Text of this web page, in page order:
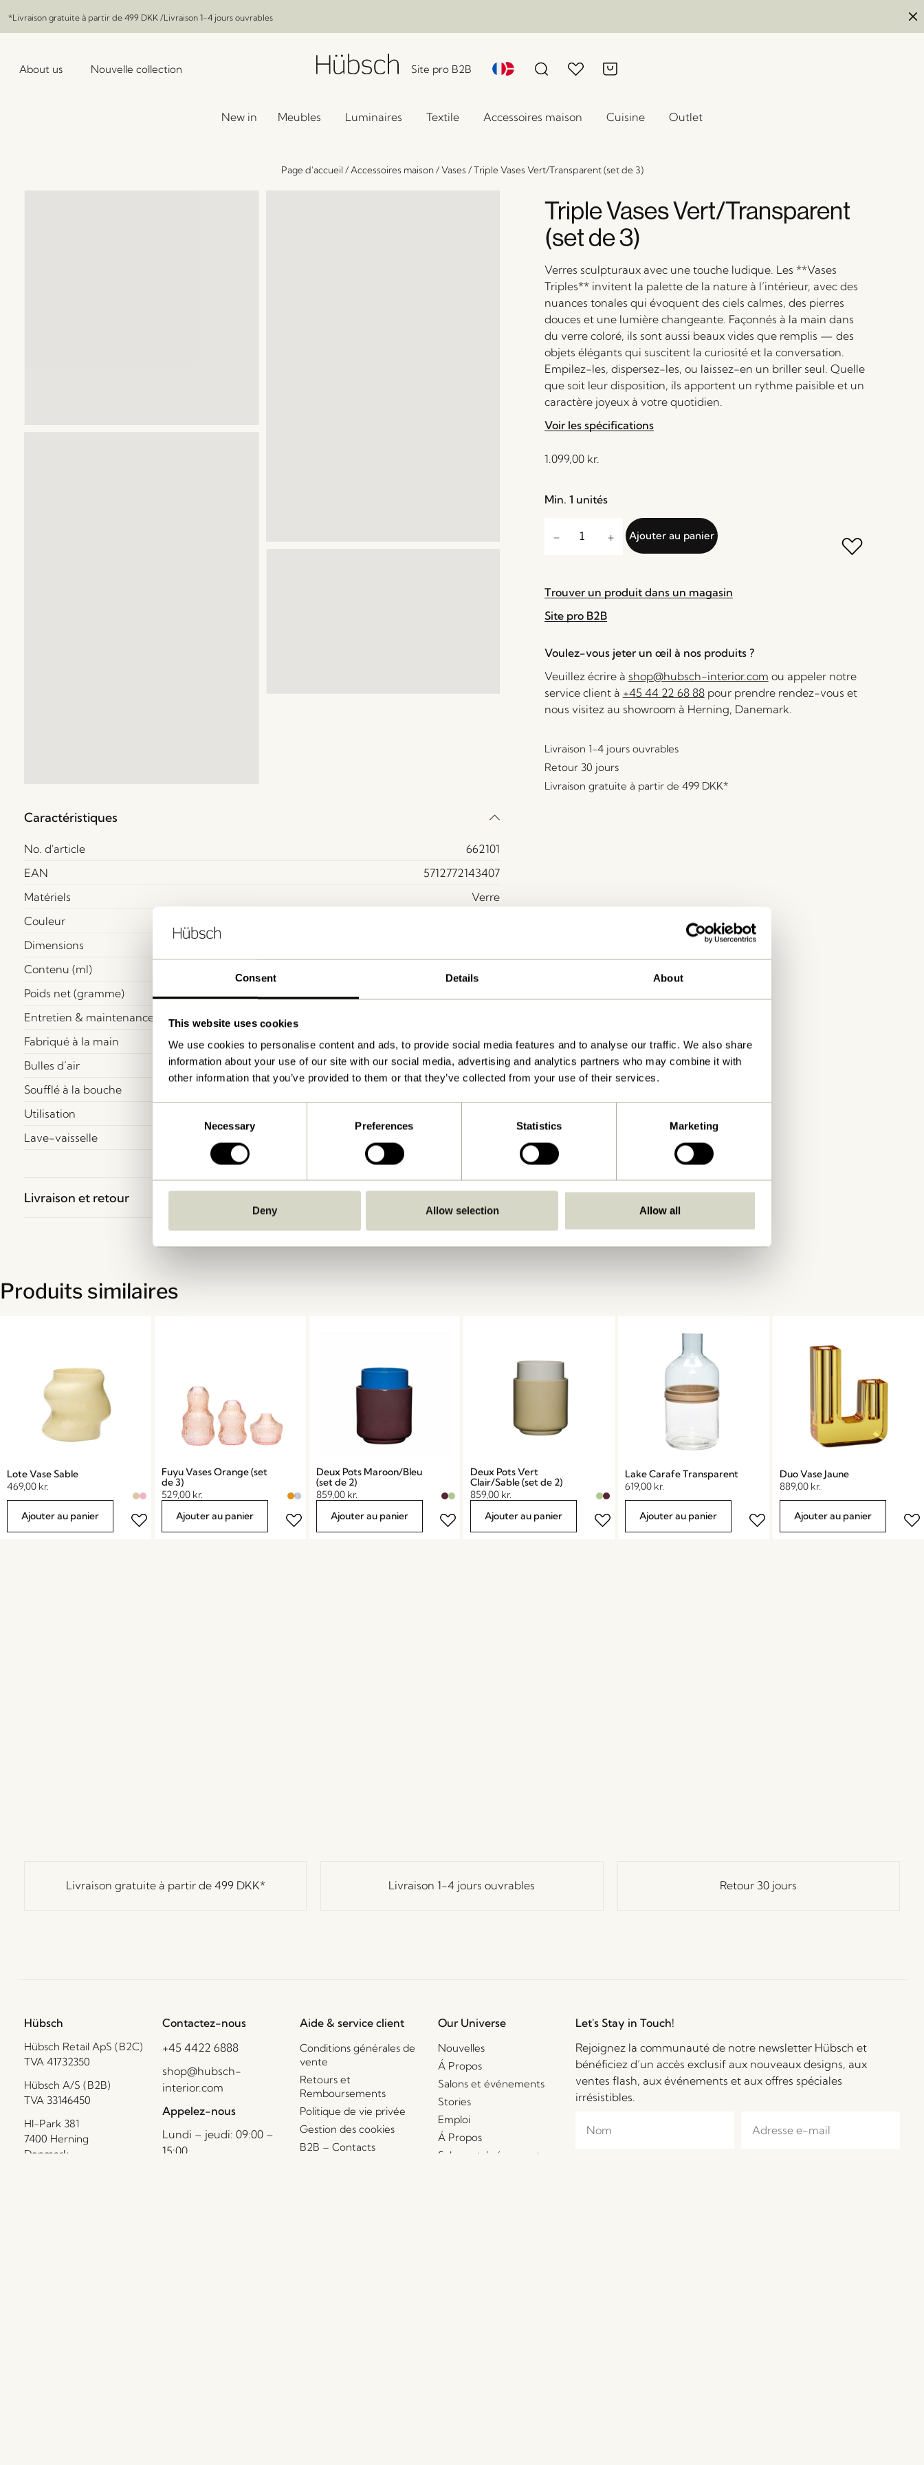
Consent Details About
This website uses cookies
We use cookies to personalise content and ads, to provide social media features and to analyse our traffic. We also share
information about your use of our site with our social media, advertising and analytics partners who may combine it with
other information that you’ve provided to them or that they’ve collected from your use of their services.
Necessary Preferences Statistics Marketing
Deny Allow selection Allow all
*Livraison gratuite à partir de 499 DKK /Livraison 1-4 jours ouvrables
About us Nouvelle collection Site pro B2B
New in Meubles Luminaires Textile Accessoires maison Cuisine Outlet
Page d'accueil / Accessoires maison/Vases /Triple Vases Vert/Transparent (set de 3)
Caractéristiques
No. d'article
662101
EAN
5712772143407
Matériels
Verre
Couleur
Dimensions
Contenu (ml)
Poids net (gramme)
Entretien & maintenance
Fabriqué à la main
Oui
Bulles d´air
Oui
Soufflé à la bouche
Utilisation
Lave-vaisselle
Livraison et retour
Triple Vases Vert/Transparent
(set de 3)
Verres sculpturaux avec une touche ludique. Les **Vases
Triples** invitent la palette de la nature à l’intérieur, avec des
nuances tonales qui évoquent des ciels calmes, des pierres
douces et une lumière changeante. Façonnés à la main dans
du verre coloré, ils sont aussi beaux vides que remplis — des
objets élégants qui suscitent la curiosité et la conversation.
Empilez-les, dispersez-les, ou laissez-en un briller seul. Quelle
que soit leur disposition, ils apportent un rythme paisible et un
caractère joyeux à votre quotidien.
Voir les spécifications
1.099,00 kr.
Min. 1 unités
Ajouter au panier
Trouver un produit dans un magasin
Site pro B2B
Voulez-vous jeter un œil à nos produits ?
Veuillez écrire à shop@hubsch-interior.com ou appeler notre
service client à +45 44 22 68 88pour prendre rendez-vous et
nous visitez au showroom à Herning, Danemark.
Livraison 1-4 jours ouvrables
Retour 30 jours
Livraison gratuite à partir de 499 DKK*
Produits similaires
Lote Vase Sable
469,00 kr.
Ajouter au panier
Fuyu Vases Orange (set
de 3)
529,00 kr.
Ajouter au panier
Deux Pots Maroon/Bleu
(set de 2)
859,00 kr.
Ajouter au panier
Deux Pots Vert
Clair/Sable (set de 2)
859,00 kr.
Ajouter au panier
Lake Carafe Transparent
619,00 kr.
Ajouter au panier
Duo Vase Jaune
889,00 kr.
Ajouter au panier
Livraison gratuite à partir de 499 DKK* Livraison 1-4 jours ouvrables Retour 30 jours
Hübsch
Hübsch Retail ApS (B2C)
TVA 41732350
Hübsch A/S (B2B)
TVA 33146450
HI-Park 381
7400 Herning
Denmark
Contactez-nous
+45 4422 6888
shop@hubsch-
interior.com
Appelez-nous
Lundi – jeudi: 09:00 –
15:00
Aide & service client
Conditions générales de
vente
Retours et
Remboursements
Politique de vie privée
Gestion des cookies
B2B – Contacts
Our Universe
Nouvelles
Á Propos
Salons et événements
Stories
Emploi
Á Propos
Salons et événements
Let's Stay in Touch!
Rejoignez la communauté de notre newsletter Hübsch et
bénéficiez d’un accès exclusif aux nouveaux designs, aux
ventes flash, aux événements et aux offres spéciales
irrésistibles.